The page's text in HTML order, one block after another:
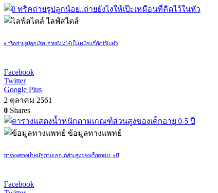
ไลฟ์สไตล์
8 ทริคถ่ายรูปลูกน้อย..ถ่ายยังไงให้เป๊ะเหมือนที่คิดไว้ในหัว
Facebook
Twitter
Google Plus
2 ตุลาคม 2561
0 Shares
ข้อมูลทางแพทย์
ตารางแสดงน้ำหนักตามเกณฑ์ส่วนสูงของเด็กอายุ 0-5 ปี
Facebook